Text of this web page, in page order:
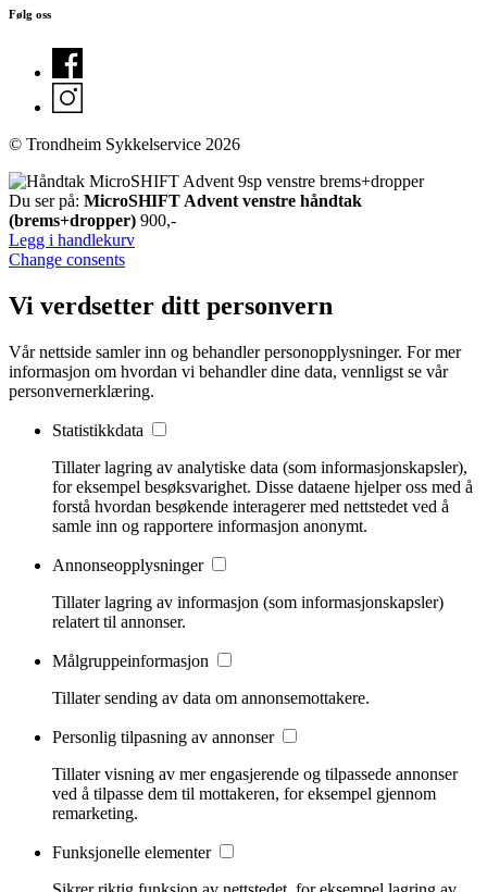
Følg oss
© Trondheim Sykkelservice 2026
Du ser på: MicroSHIFT Advent venstre håndtak
(brems+dropper) 900,-
Legg i handlekurv
Change consents
Vi verdsetter ditt personvern
Vår nettside samler inn og behandler personopplysninger. For mer
informasjon om hvordan vi behandler dine data, vennligst se vår
personvernerklæring.
Statistikkdata
Tillater lagring av analytiske data (som informasjonskapsler),
for eksempel besøksvarighet. Disse dataene hjelper oss med å
forstå hvordan besøkende interagerer med nettstedet ved å
samle inn og rapportere informasjon anonymt.
Annonseopplysninger
Tillater lagring av informasjon (som informasjonskapsler)
relatert til annonser.
Målgruppeinformasjon
Tillater sending av data om annonsemottakere.
Personlig tilpasning av annonser
Tillater visning av mer engasjerende og tilpassede annonser
ved å tilpasse dem til mottakeren, for eksempel gjennom
remarketing.
Funksjonelle elementer